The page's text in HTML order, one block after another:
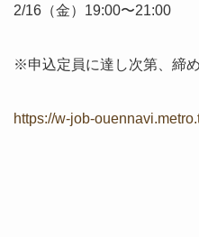
2/16（金）19:00〜21:00
※申込定員に達し次第、締
https://w-job-